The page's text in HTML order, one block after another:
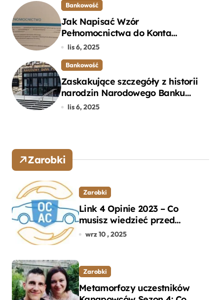
Bankowość
Jak Napisać Wzór
Pełnomocnictwa do Konta
Bankowego – Praktyczny
lis 6, 2025
Bankowość
Zaskakujące szczegóły z historii
narodzin Narodowego Banku
Polskiego, o których mogłeś nie
lis 6, 2025
Zarobki
Zarobki
Link 4 Opinie 2023 – Co
musisz wiedzieć przed
wyborem ubezpieczenia OC i
wrz 10 , 2025
Zarobki
Metamorfozy uczestników